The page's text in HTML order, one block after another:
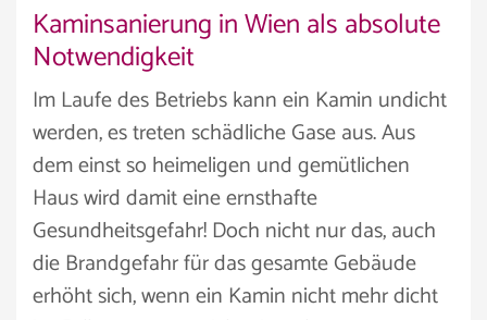
Kaminsanierung in Wien als absolute
Notwendigkeit
Im Laufe des Betriebs kann ein Kamin undicht
werden, es treten schädliche Gase aus. Aus
dem einst so heimeligen und gemütlichen
Haus wird damit eine ernsthafte
Gesundheitsgefahr! Doch nicht nur das, auch
die Brandgefahr für das gesamte Gebäude
erhöht sich, wenn ein Kamin nicht mehr dicht